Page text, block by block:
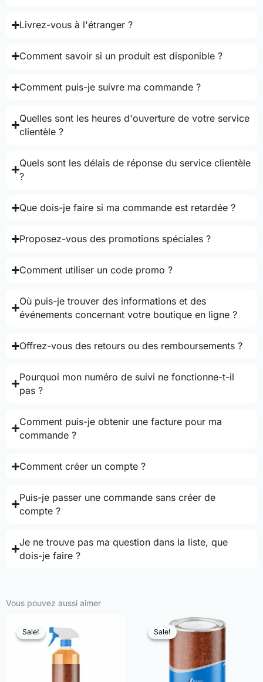
Livrez-vous à l'étranger ?
Comment savoir si un produit est disponible ?
Comment puis-je suivre ma commande ?
Quelles sont les heures d'ouverture de votre service
clientèle ?
Quels sont les délais de réponse du service clientèle
?
Que dois-je faire si ma commande est retardée ?
Proposez-vous des promotions spéciales ?
Comment utiliser un code promo ?
Où puis-je trouver des informations et des
événements concernant votre boutique en ligne ?
Offrez-vous des retours ou des remboursements ?
Pourquoi mon numéro de suivi ne fonctionne-t-il
pas ?
Comment puis-je obtenir une facture pour ma
commande ?
Comment créer un compte ?
Puis-je passer une commande sans créer de
compte ?
Je ne trouve pas ma question dans la liste, que
dois-je faire ?
Vous pouvez aussi aimer
Sale!
Sale! Sale!
Sale!